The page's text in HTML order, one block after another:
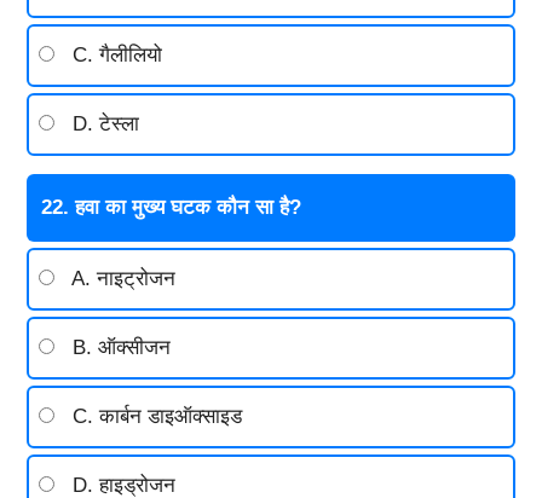
C. गैलीलियो
D. टेस्ला
22. हवा का मुख्य घटक कौन सा है?
A. नाइट्रोजन
B. ऑक्सीजन
C. कार्बन डाइऑक्साइड
D. हाइड्रोजन